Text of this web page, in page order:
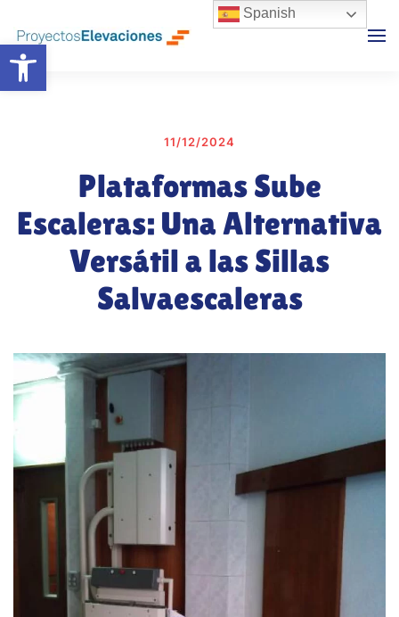
Abrir barra de herramientas
Skip to main content
11/12/2024
Plataformas Sube
Escaleras: Una Alternativa
Versátil a las Sillas
Salvaescaleras
Spanish